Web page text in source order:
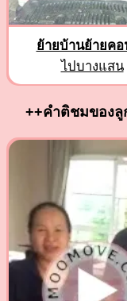
ย้ายบ้านย้ายค
ไปบางแสน
++คำติชมของลู